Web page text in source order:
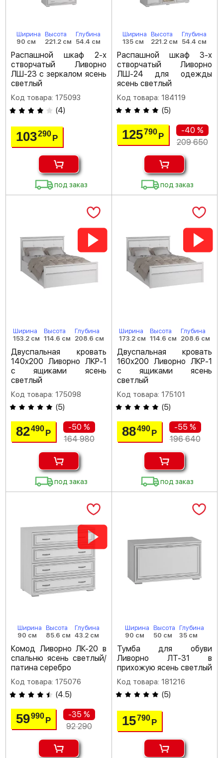
Ширина
90 см
Высота
221.2 см
Глубина
54.4 см
Распашной шкаф 2-х
створчатый Ливорно
ЛШ-23 с зеркалом ясень
светлый
Код товара: 175093
(4)
103290Р
под заказ
Ширина
135 см
Высота
221.2 см
Глубина
54.4 см
Распашной шкаф 3-х
створчатый Ливорно
ЛШ-24 для одежды
ясень светлый
Код товара: 184119
(5)
125790 Р
-40 %
209 650
под заказ
Ширина
153.2 см
Высота
114.6 см
Глубина
208.6 см
Двуспальная кровать
140х200 Ливорно ЛКР-1
с ящиками ясень
светлый
Код товара: 175098
(5)
82490Р
-50 %
164 980
под заказ
Ширина
173.2 см
Высота
114.6 см
Глубина
208.6 см
Двуспальная кровать
160х200 Ливорно ЛКР-1
с ящиками ясень
светлый
Код товара: 175101
(5)
88490 Р
-55 %
196 640
под заказ
Ширина
90 см
Высота
85.6 см
Глубина
43.2 см
Комод Ливорно ЛК-20 в
спальню ясень светлый/
патина серебро
Код товара: 175076
(4.5)
59990Р
-35 %
92 290
Ширина
90 см
Высота
50 см
Глубина
35 см
Тумба для обуви
Ливорно ЛТ-31 в
прихожую ясень светлый
Код товара: 181216
(5)
15790 Р